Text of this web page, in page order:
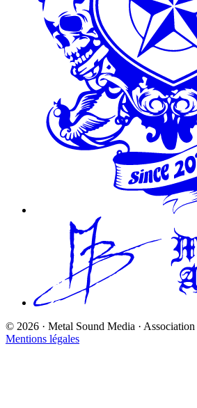
© 2026 · Metal Sound Media ·
Mentions légales